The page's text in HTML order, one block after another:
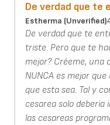
De verdad que te
Estherma (unverified)
De verdad que te
triste. Pero que te
mejor? Créeme, una
NUNCA es mejor
que esta sea. Tal y
cesarea solo
las cesareas